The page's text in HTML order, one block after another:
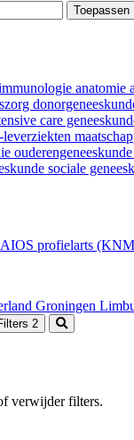
Toepassen
anatomie
care
leverziekten
ouderengeneeskunde
sociale
AIOS profielarts
Groningen
2
verwijder filters.